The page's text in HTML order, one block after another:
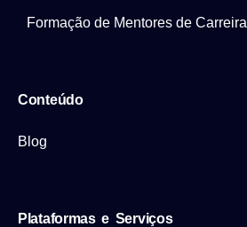
Formação de Mentores de Carreira
Conteúdo
Blog
Plataformas e Serviços